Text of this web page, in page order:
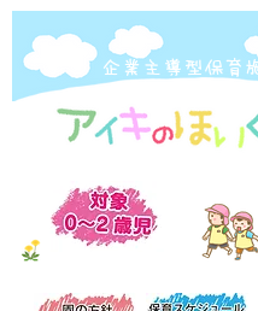
企業主導型保育